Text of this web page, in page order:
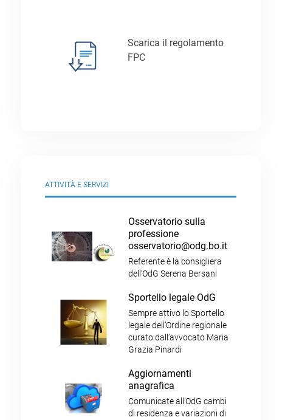
Scarica il regolamento
FPC
ATTIVITÀ E SERVIZI
Osservatorio sulla
professione
osservatorio@odg.bo.it
Referente è la consigliera
dell’OdG Serena Bersani
Sportello legale OdG
Sempre attivo lo Sportello
legale dell’Ordine regionale
curato dall’avvocato Maria
Grazia Pinardi
Aggiornamenti
anagrafica
Comunicate all’OdG cambi
di residenza e variazioni di